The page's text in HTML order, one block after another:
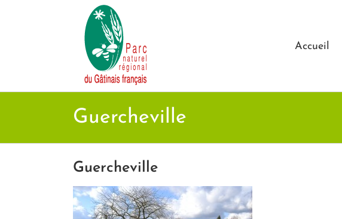
Accueil
Guercheville
Guercheville